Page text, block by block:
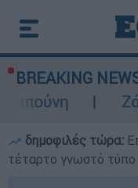
BREAKING
Ζάκυνθος: Τι
δημοφιλές τώρα:
τέταρτο γνωστό τύπο